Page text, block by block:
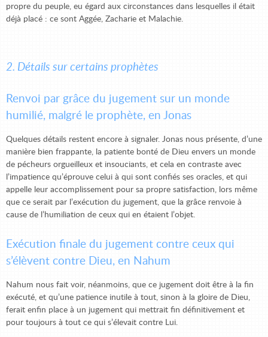
propre du peuple, eu égard aux circonstances dans lesquelles il était
déjà placé : ce sont Aggée, Zacharie et Malachie.
2. Détails sur certains prophètes
Renvoi par grâce du jugement sur un monde
humilié, malgré le prophète, en Jonas
Quelques détails restent encore à signaler. Jonas nous présente, d’une
manière bien frappante, la patiente bonté de Dieu envers un monde
de pécheurs orgueilleux et insouciants, et cela en contraste avec
l’impatience qu’éprouve celui à qui sont confiés ses oracles, et qui
appelle leur accomplissement pour sa propre satisfaction, lors même
que ce serait par l’exécution du jugement, que la grâce renvoie à
cause de l’humiliation de ceux qui en étaient l’objet.
Exécution finale du jugement contre ceux qui
s’élèvent contre Dieu, en Nahum
Nahum nous fait voir, néanmoins, que ce jugement doit être à la fin
exécuté, et qu’une patience inutile à tout, sinon à la gloire de Dieu,
ferait enfin place à un jugement qui mettrait fin définitivement et
pour toujours à tout ce qui s’élevait contre Lui.